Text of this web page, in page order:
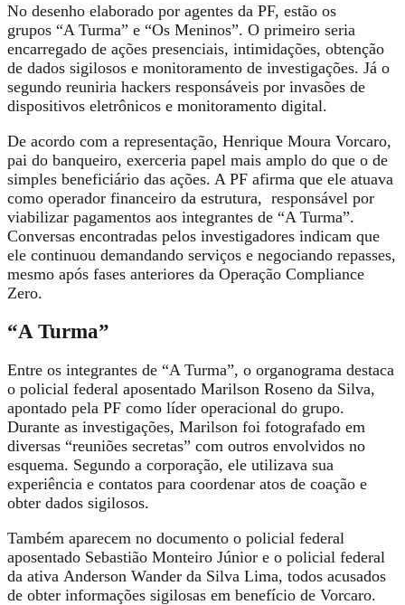
No desenho elaborado por agentes da PF, estão os
grupos “A Turma” e “Os Meninos”. O primeiro seria
encarregado de ações presenciais, intimidações, obtenção
de dados sigilosos e monitoramento de investigações. Já o
segundo reuniria hackers responsáveis por invasões de
dispositivos eletrônicos e monitoramento digital.
De acordo com a representação, Henrique Moura Vorcaro,
pai do banqueiro, exerceria papel mais amplo do que o de
simples beneficiário das ações. A PF afirma que ele atuava
como operador financeiro da estrutura, responsável por
viabilizar pagamentos aos integrantes de “A Turma”.
Conversas encontradas pelos investigadores indicam que
ele continuou demandando serviços e negociando repasses,
mesmo após fases anteriores da Operação Compliance
Zero.
“A Turma”
Entre os integrantes de “A Turma”, o organograma destaca
o policial federal aposentado Marilson Roseno da Silva,
apontado pela PF como líder operacional do grupo.
Durante as investigações, Marilson foi fotografado em
diversas “reuniões secretas” com outros envolvidos no
esquema. Segundo a corporação, ele utilizava sua
experiência e contatos para coordenar atos de coação e
obter dados sigilosos.
Também aparecem no documento o policial federal
aposentado Sebastião Monteiro Júnior e o policial federal
da ativa Anderson Wander da Silva Lima, todos acusados
de obter informações sigilosas em benefício de Vorcaro.